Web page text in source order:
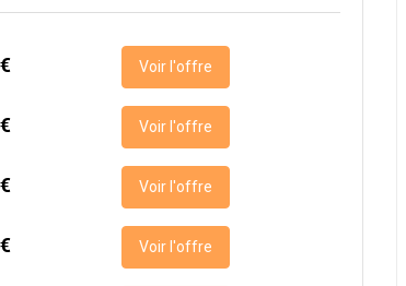
Voir l'offre
Voir l'offre
Voir l'offre
Voir l'offre